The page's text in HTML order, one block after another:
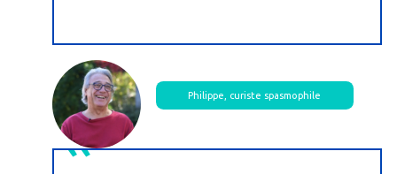
Philippe, curiste spasmophile